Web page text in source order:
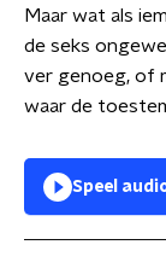
Maar wat als
de seks
ver genoeg, of
waar de
Speel